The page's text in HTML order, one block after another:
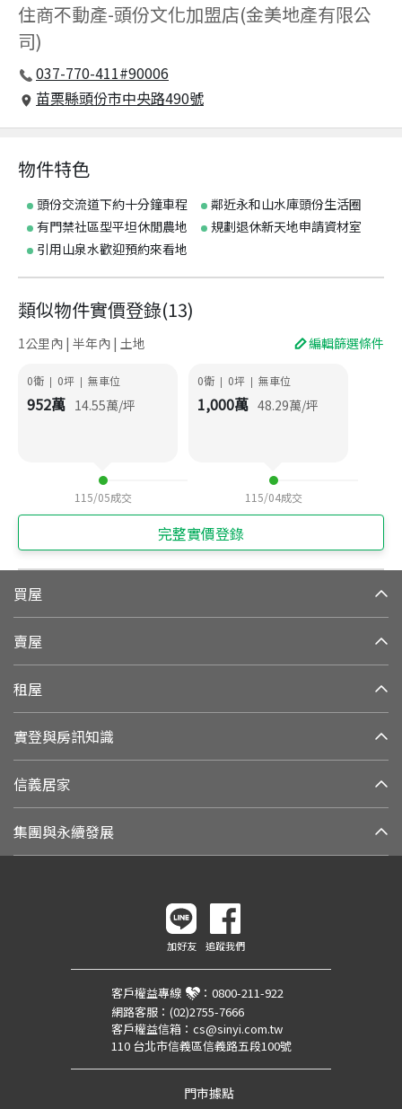
住商不動產-頭份文化加盟店(金美地產有限公
司)
037-770-411#90006
苗栗縣頭份市中央路490號
物件特色
頭份交流道下約十分鐘車程
鄰近永和山水庫頭份生活圈
有門禁社區型平坦休閒農地
規劃退休新天地申請資材室
引用山泉水歡迎預約來看地
類似物件實價登錄(13)
1公里內 | 半年內 | 土地 編輯篩選條件
0衛 | 0坪 | 無車位
952萬 14.55萬/坪
115/05成交
0衛 | 0坪 | 無車位
1,000萬 48.29萬/坪
115/04成交
完整實價登錄
買屋
賣屋
租屋
實登與房訊知識
信義居家
集團與永續發展
加好友 追蹤我們
客戶權益專線 ： 0800-211-922
網路客服： (02)2755-7666
客戶權益信箱： cs@sinyi.com.tw
110 台北市信義區信義路五段100號
門市據點